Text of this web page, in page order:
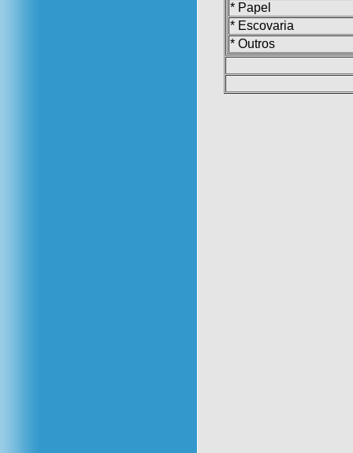
* Papel
* Escovaria
* Outros